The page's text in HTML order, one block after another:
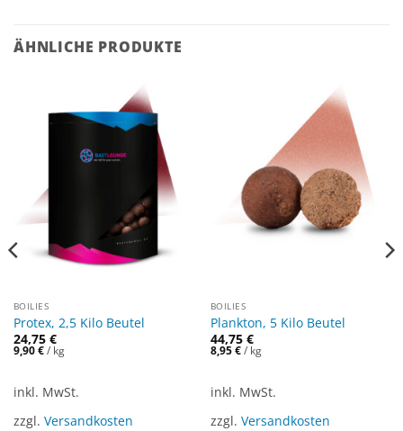
ÄHNLICHE PRODUKTE
BOILIES
Protex, 2,5 Kilo Beutel
24,75 €
9,90€/ kg
inkl. MwSt.
zzgl. Versandkosten
BOILIES
Plankton, 5 Kilo Beutel
44,75 €
8,95€/ kg
inkl. MwSt.
zzgl. Versandkosten